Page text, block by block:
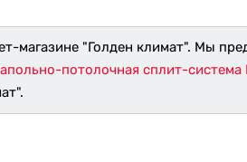
магазине "Голден климат". Мы
потолочная сплит-